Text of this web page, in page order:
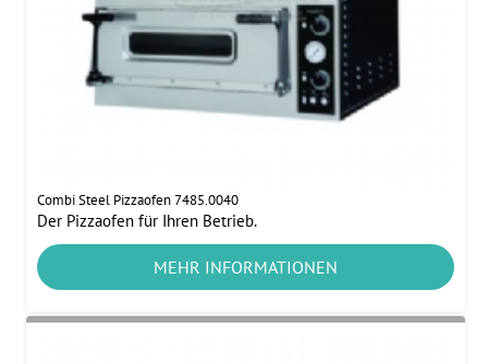
Combi Steel Pizzaofen 7485.0040
Der Pizzaofen für Ihren Betrieb.
MEHR INFORMATIONEN